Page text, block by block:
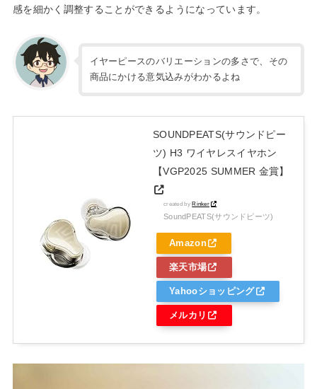
感を細かく調整することができるようになっています。
イヤーピースのバリエーションの多さで、その
商品にかける意気込みがわかるよね
SOUNDPEATS(サウンドピー
ツ) H3 ワイヤレスイヤホン
【VGP2025 SUMMER 金賞】
created byRinker
SoundPEATS(サウンドピーツ)
Amazon
楽天市場
Yahooショッピング
メルカリ